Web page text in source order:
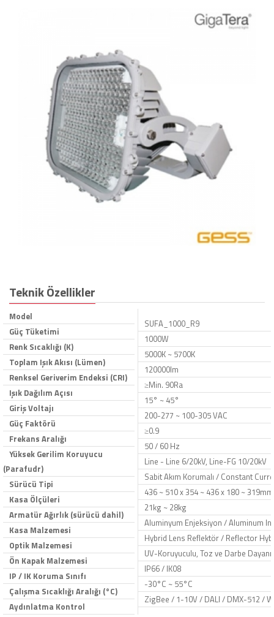
Teknik Özellikler
Model
Güç Tüketimi
Renk Sıcaklığı (K)
Toplam Işık Akısı (Lümen)
Renksel Geriverim Endeksi (CRI)
Işık Dağılım Açısı
Giriş Voltajı
Güç Faktörü
Frekans Aralığı
Yüksek Gerilim Koruyucu
(Parafudr)
Sürücü Tipi
Kasa Ölçüleri
Armatür Ağırlık (sürücü dahil)
Kasa Malzemesi
Optik Malzemesi
Ön Kapak Malzemesi
IP / IK Koruma Sınıfı
Çalışma Sıcaklığı Aralığı (°C)
Aydınlatma Kontrol
SUFA_1000_R9
1000W
5000K ~ 5700K
120000lm
≥Min. 90Ra
15° ~ 45°
200-277 ~ 100-305 VAC
≥0.9
50 / 60 Hz
Line - Line 6/20kV, Line-FG 10/20kV
Sabit Akım Korumalı / Constant
436 ~ 510 x 354 ~ 436 x 180 ~ 319mm
21kg ~ 28kg
Aluminyum Enjeksiyon / Aluminum
Hybrid Lens Reflektör / Reflector
UV-Koruyuculu, Toz ve Darbe
IP66 / IK08
-30°C ~ 55°C
ZigBee / 1-10V / DALI / DMX-512 /